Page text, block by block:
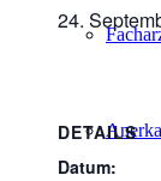
24.
DETAILS
Datum: